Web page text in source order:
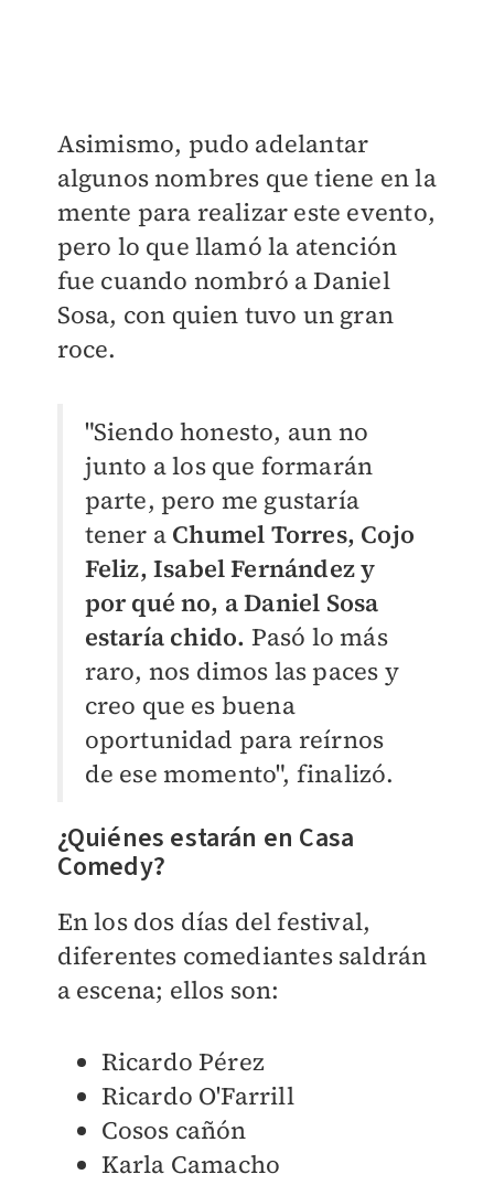
Asimismo, pudo adelantar
algunos nombres que tiene en la
mente para realizar este evento,
pero lo que llamó la atención
fue cuando nombró a Daniel
Sosa, con quien tuvo un gran
roce.
"Siendo honesto, aun no
junto a los que formarán
parte, pero me gustaría
tener a Chumel Torres, Cojo
Feliz, Isabel Fernández y
por qué no, a Daniel Sosa
estaría chido. Pasó lo más
raro, nos dimos las paces y
creo que es buena
oportunidad para reírnos
de ese momento", finalizó.
¿Quiénes estarán en Casa
Comedy?
En los dos días del festival,
diferentes comediantes saldrán
a escena; ellos son:
Ricardo Pérez
Ricardo O'Farrill
Cosos cañón
Karla Camacho